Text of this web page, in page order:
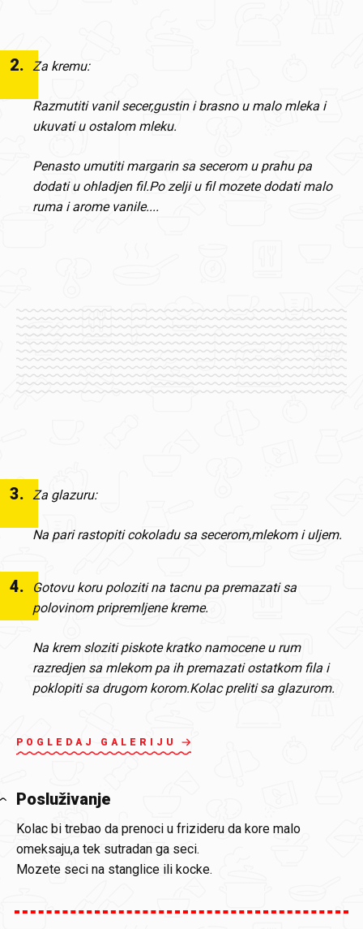
2. Za kremu:
Razmutiti vanil secer,gustin i brasno u malo mleka i
ukuvati u ostalom mleku.
Penasto umutiti margarin sa secerom u prahu pa
dodati u ohladjen fil.Po zelji u fil mozete dodati malo
ruma i arome vanile....
3. Za glazuru:
Na pari rastopiti cokoladu sa secerom,mlekom i uljem.
4.
Gotovu koru poloziti na tacnu pa premazati sa
polovinom pripremljene kreme.
Na krem sloziti piskote kratko namocene u rum
razredjen sa mlekom pa ih premazati ostatkom fila i
poklopiti sa drugom korom.Kolac preliti sa glazurom.
POGLEDAJ GALERIJU
Posluživanje
Kolac bi trebao da prenoci u frizideru da kore malo
omeksaju,a tek sutradan ga seci.
Mozete seci na stanglice ili kocke.